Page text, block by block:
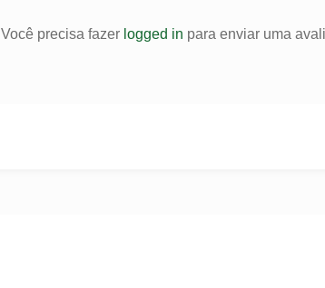
Você precisa fazer logged in para enviar uma